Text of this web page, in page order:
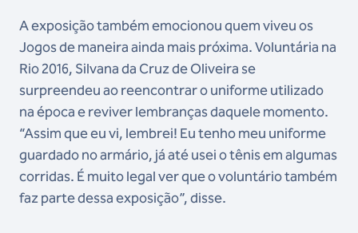
A exposição também emocionou quem viveu os
Jogos de maneira ainda mais próxima. Voluntária na
Rio 2016, Silvana da Cruz de Oliveira se
surpreendeu ao reencontrar o uniforme utilizado
na época e reviver lembranças daquele momento.
“Assim que eu vi, lembrei! Eu tenho meu uniforme
guardado no armário, já até usei o tênis em algumas
corridas. É muito legal ver que o voluntário também
faz parte dessa exposição”, disse.